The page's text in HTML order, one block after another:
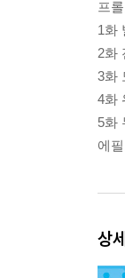
프
1화
2화
3화
4화
5화
에
상